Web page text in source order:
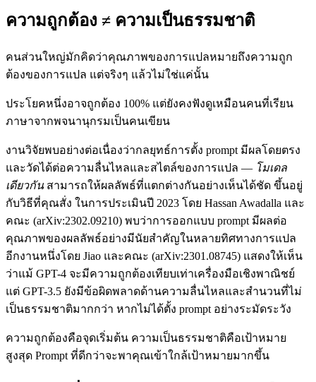
ความถูกต้อง ≠ ความเป็นธรรมชาติ
คนส่วนใหญ่มักคิดว่าคุณภาพของการแปลหมายถึงความถูก
ต้องของการแปล แต่จริงๆ แล้วไม่ใช่แค่นั้น
ประโยคหนึ่งอาจถูกต้อง 100% แต่ยังคงฟังดูเหมือนคนที่เรียน
ภาษาจากพจนานุกรมเป็นคนเขียน
งานวิจัยพบอย่างต่อเนื่องว่ากลยุทธ์การตั้ง prompt มีผลโดยตรง
และวัดได้ต่อความลื่นไหลและสไตล์ของการแปล — โมเดล
เดียวกัน สามารถให้ผลลัพธ์ที่แตกต่างกันอย่างเห็นได้ชัด ขึ้นอยู่
กับวิธีที่คุณสั่ง ในการประเมินปี 2023 โดย Hassan Awadalla และ
คณะ (arXiv:2302.09210) พบว่าการออกแบบ prompt มีผลต่อ
คุณภาพของผลลัพธ์อย่างมีนัยสำคัญในหลายทิศทางการแปล
อีกงานหนึ่งโดย Jiao และคณะ (arXiv:2301.08745) แสดงให้เห็น
ว่าแม้ GPT-4 จะมีความถูกต้องเทียบเท่าเครื่องมือเชิงพาณิชย์
แต่ GPT-3.5 ยังมีข้อผิดพลาดด้านความลื่นไหลและสำนวนที่ไม่
เป็นธรรมชาติมากกว่า หากไม่ได้ตั้ง prompt อย่างระมัดระวัง
ความถูกต้องคือจุดเริ่มต้น ความเป็นธรรมชาติคือเป้าหมาย
สูงสุด Prompt ที่ดีกว่าจะพาคุณเข้าใกล้เป้าหมายมากขึ้น